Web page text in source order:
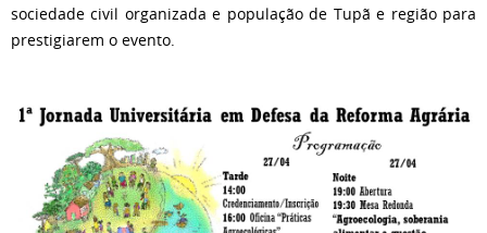
sociedade civil organizada e população de Tupã e região para
prestigiarem o evento.